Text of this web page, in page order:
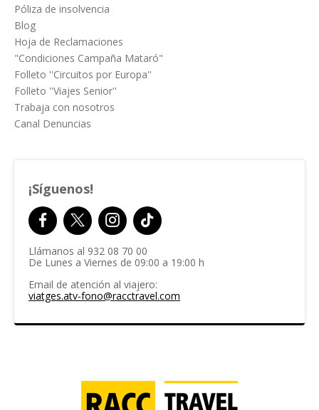
Póliza de insolvencia
Blog
Hoja de Reclamaciones
"Condiciones Campaña Mataró"
Folleto ''Circuitos por Europa''
Folleto ''Viajes Senior''
Trabaja con nosotros
Canal Denuncias
¡Síguenos!
Llámanos al 932 08 70 00
De Lunes a Viernes de 09:00 a 19:00 h
Email de atención al viajero:
viatges.atv-fono@racctravel.com